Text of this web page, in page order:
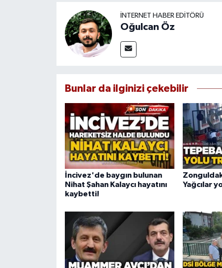
İNTERNET HABER EDITÖRÜ
Oğulcan Öz
Bunlar da ilginizi çekebilir
İncivez'de baygın bulunan
Nihat Şahan Kalaycı hayatını
kaybetti!
Yağcılar